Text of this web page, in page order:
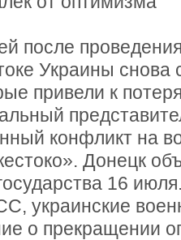
после
Украины
привели к
конфликт на
Донецк
16
украинские
о прекращении